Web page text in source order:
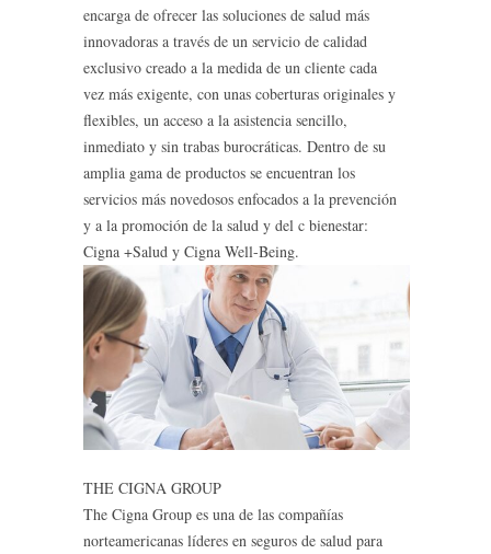
encarga de ofrecer las soluciones de salud más
innovadoras a través de un servicio de calidad
exclusivo creado a la medida de un cliente cada
vez más exigente, con unas coberturas originales y
flexibles, un acceso a la asistencia sencillo,
inmediato y sin trabas burocráticas. Dentro de su
amplia gama de productos se encuentran los
servicios más novedosos enfocados a la prevención
y a la promoción de la salud y del c bienestar:
Cigna +Salud y Cigna Well-Being.
THE CIGNA GROUP
The Cigna Group es una de las compañías
norteamericanas líderes en seguros de salud para